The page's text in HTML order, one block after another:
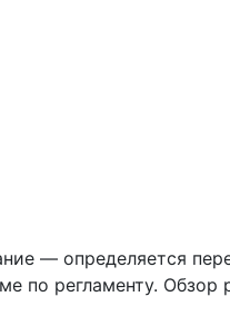
— определяется
по регламенту. Обзор